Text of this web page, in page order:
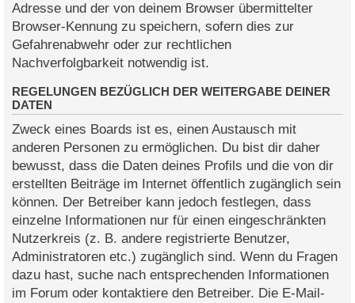
Adresse und der von deinem Browser übermittelter
Browser-Kennung zu speichern, sofern dies zur
Gefahrenabwehr oder zur rechtlichen
Nachverfolgbarkeit notwendig ist.
REGELUNGEN BEZÜGLICH DER WEITERGABE DEINER
DATEN
Zweck eines Boards ist es, einen Austausch mit
anderen Personen zu ermöglichen. Du bist dir daher
bewusst, dass die Daten deines Profils und die von dir
erstellten Beiträge im Internet öffentlich zugänglich sein
können. Der Betreiber kann jedoch festlegen, dass
einzelne Informationen nur für einen eingeschränkten
Nutzerkreis (z. B. andere registrierte Benutzer,
Administratoren etc.) zugänglich sind. Wenn du Fragen
dazu hast, suche nach entsprechenden Informationen
im Forum oder kontaktiere den Betreiber. Die E-Mail-